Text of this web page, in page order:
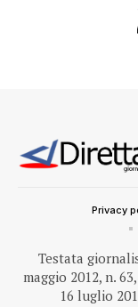
Testata
maggio 2012, n.
16 luglio
Privacy